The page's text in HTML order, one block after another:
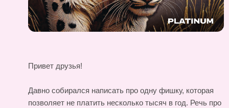
Привет друзья!
Давно собирался написать про одну фишку, которая
позволяет не платить несколько тысяч в год. Речь про